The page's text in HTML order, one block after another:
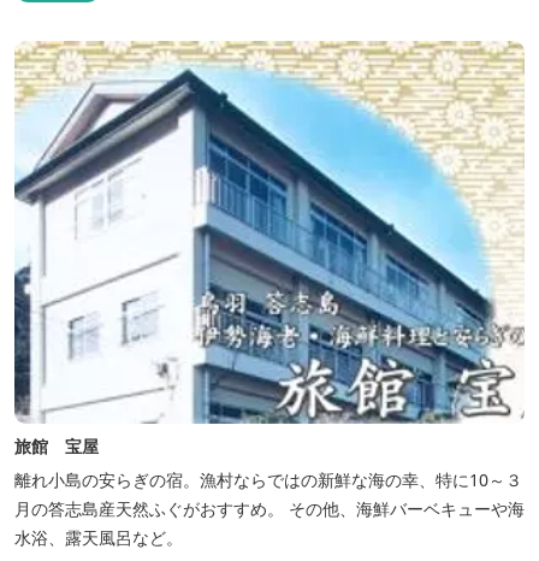
旅館 宝屋
離れ小島の安らぎの宿。漁村ならではの新鮮な海の幸、特に10～３
月の答志島産天然ふぐがおすすめ。 その他、海鮮バーベキューや海
水浴、露天風呂など。